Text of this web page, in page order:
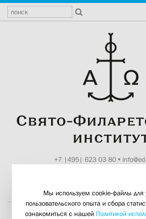
+7 |495| 623 03 80•
Мы используем cookie-файлы для
пользовательского опыта и сбора
ознакомиться с нашей Политикой